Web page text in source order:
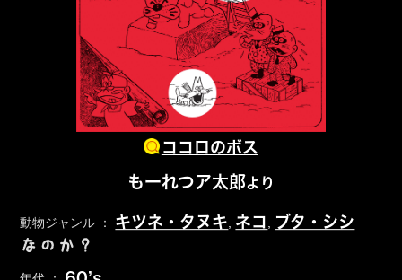
ココロのボス
もーれつア太郎より
動物ジャンル ： キツネ・タヌキ ネコ ブタ・シシ
なのか？